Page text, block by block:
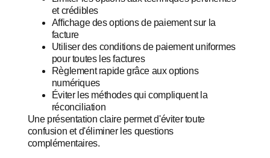
et crédibles
Affichage des options de paiement sur la
facture
Utiliser des conditions de paiement uniformes
pour toutes les factures
Règlement rapide grâce aux options
numériques
Éviter les méthodes qui compliquent la
réconciliation
Une présentation claire permet d'éviter toute
confusion et d'éliminer les questions
complémentaires.